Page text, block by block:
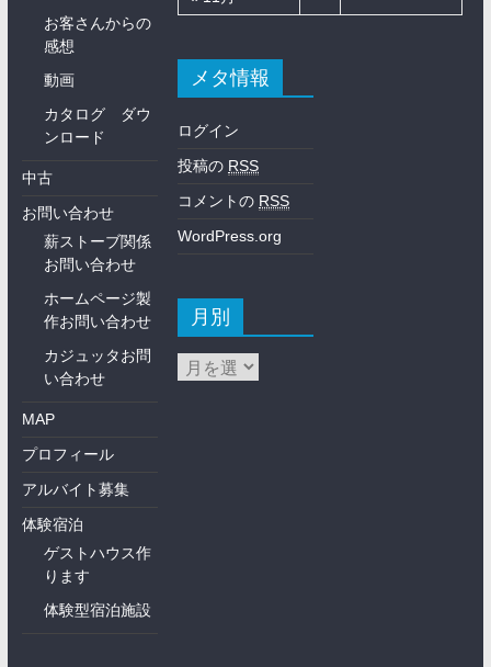
お客さんからの
感想
動画
カタログ ダウ
ンロード
中古
お問い合わせ
薪ストーブ関係
お問い合わせ
ホームページ製
作お問い合わせ
カジュッタお問
い合わせ
MAP
プロフィール
アルバイト募集
体験宿泊
ゲストハウス作
ります
体験型宿泊施設
メタ情報
ログイン
投稿の RSS
コメントの RSS
WordPress.org
月別